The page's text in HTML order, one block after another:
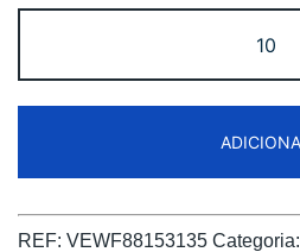
de
Two
REF: VEWF88153135 Categoria: